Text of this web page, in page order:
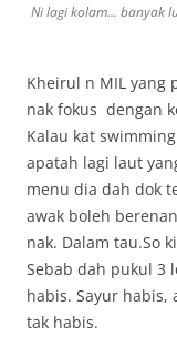
Ni lagi kolam… banyak
Kheirul n MIL yang
nak fokus dengan
Kalau kat
apatah lagi laut
menu dia dah dok
awak boleh
nak. Dalam tau.So
Sebab dah pukul 3
habis. Sayur
tak habis.